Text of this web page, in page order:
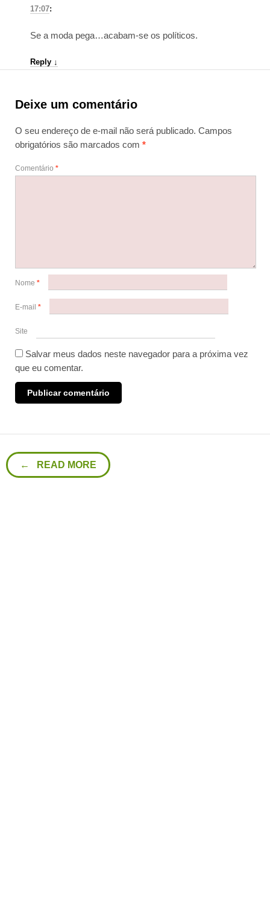
17:07:
Se a moda pega…acabam-se os políticos.
Reply ↓
Deixe um comentário
O seu endereço de e-mail não será publicado. Campos
obrigatórios são marcados com *
Comentário *
Nome *
E-mail *
Site
Salvar meus dados neste navegador para a próxima vez
que eu comentar.
← READ MORE